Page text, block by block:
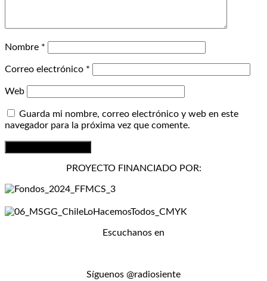
Nombre *
Correo electrónico *
Web
Guarda mi nombre, correo electrónico y web en este
navegador para la próxima vez que comente.
PROYECTO FINANCIADO POR:
Escuchanos en
Síguenos @radiosiente